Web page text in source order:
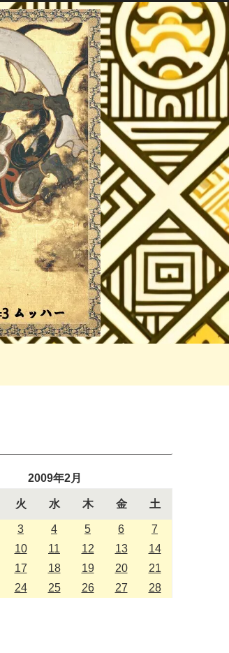
2009年2月
火 水 木 金 土
3 4 5 6
7
10 11 12 13
14
17 18 19 20
21
24 25 26 27 28